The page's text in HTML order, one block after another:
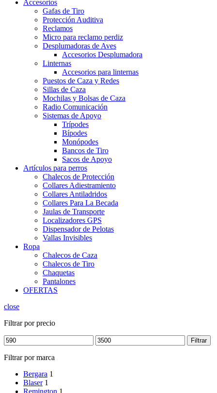
Accesorios
Gafas de Tiro
Protección Auditiva
Reclamos
Micro para reclamo perdiz
Desplumadoras de Aves
Accesorios Desplumadora
Linternas
Accesorios para linternas
Puestos de Caza y Redes
Sillas de Caza
Mochilas y Bolsas de Caza
Radio Comunicación
Sistemas de Apoyo
Trípodes
Bípodes
Monópodes
Bancos de Tiro
Sacos de Apoyo
Artículos para perros
Chalecos de Protección
Collares Adiestramiento
Collares Antiladridos
Collares Para La Becada
Jaulas de Transporte
Localizadores GPS
Dispensador de Pelotas
Vallas Invisibles
Ropa
Chalecos de Caza
Chalecos de Tiro
Chaquetas
Pantalones
OFERTAS
close
Filtrar por precio
Filtrar
Filtrar por marca
Bergara 1
Blaser 1
Remington 1